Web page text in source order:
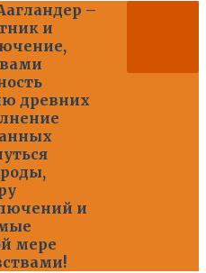
–
и
древних
и
мере